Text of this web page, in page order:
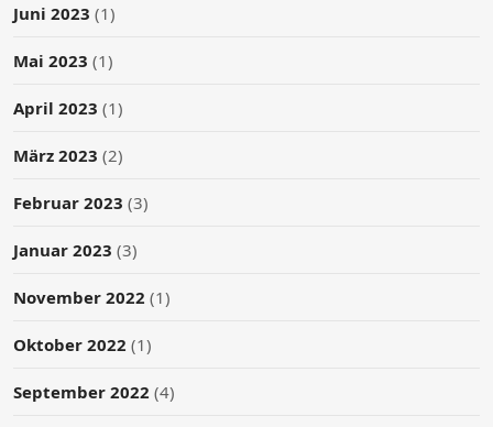
Juni 2023 (1)
Mai 2023 (1)
April 2023 (1)
März 2023 (2)
Februar 2023 (3)
Januar 2023 (3)
November 2022 (1)
Oktober 2022 (1)
September 2022 (4)